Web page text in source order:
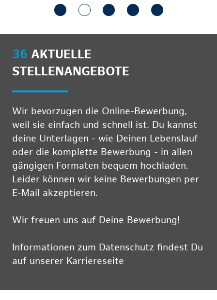
36 AKTUELLE
STELLENANGEBOTE
Wir bevorzugen die Online-Bewerbung,
weil sie einfach und schnell ist. Du kannst
deine Unterlagen - wie Deinen Lebenslauf
oder die komplette Bewerbung - in allen
gängigen Formaten bequem hochladen.
Leider können wir keine Bewerbungen per
E-Mail akzeptieren.
Wir freuen uns auf Deine Bewerbung!
Informationen zum Datenschutz findest Du
auf unserer Karriereseite